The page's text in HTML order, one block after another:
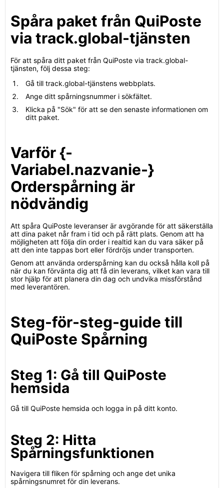
Spåra paket från QuiPoste
via track.global-tjänsten
För att spåra ditt paket från QuiPoste via track.global-
tjänsten, följ dessa steg:
Gå till track.global-tjänstens webbplats.
Ange ditt spårningsnummer i sökfältet.
Klicka på "Sök" för att se den senaste informationen om
ditt paket.
Varför {-
Variabel.nazvanie-}
Orderspårning är
nödvändig
Att spåra QuiPoste leveranser är avgörande för att säkerställa
att dina paket når fram i tid och på rätt plats. Genom att ha
möjligheten att följa din order i realtid kan du vara säker på
att den inte tappas bort eller fördröjs under transporten.
Genom att använda orderspårning kan du också hålla koll på
när du kan förvänta dig att få din leverans, vilket kan vara till
stor hjälp för att planera din dag och undvika missförstånd
med leverantören.
Steg-för-steg-guide till
QuiPoste Spårning
Steg 1: Gå till QuiPoste
hemsida
Gå till QuiPoste hemsida och logga in på ditt konto.
Steg 2: Hitta
Spårningsfunktionen
Navigera till fliken för spårning och ange det unika
spårningsnumret för din leverans.